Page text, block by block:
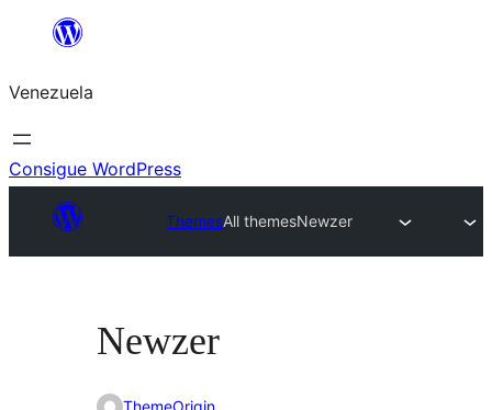
Saltar
contenido
Venezuela
Consigue WordPress
ThemesAll themesNewzer
Newzer